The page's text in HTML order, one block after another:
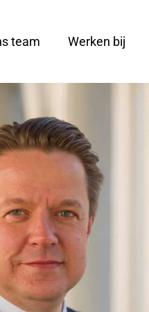
team Werken bij